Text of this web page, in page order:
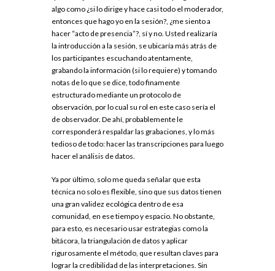
algo como ¿si lo dirige y hace casi todo el moderador,
entonces que hago yo en la sesión?, ¿me siento a
hacer “acto de presencia”?, sí y no. Usted realizaría
la introducción a la sesión, se ubicaría más atrás de
los participantes escuchando atentamente,
grabando la información (si lo requiere) y tomando
notas de lo que se dice, todo finamente
estructurado mediante un protocolo de
observación, por lo cual su rol en este caso sería el
de observador. De ahí, probablemente le
corresponderá respaldar las grabaciones, y lo más
tedioso de todo: hacer las transcripciones para luego
hacer el análisis de datos.
Ya por último, solo me queda señalar que esta
técnica no solo es flexible, sino que sus datos tienen
una gran validez ecológica dentro de esa
comunidad, en ese tiempo y espacio. No obstante,
para esto, es necesario usar estrategias como la
bitácora, la triangulación de datos y aplicar
rigurosamente el método, que resultan claves para
lograr la credibilidad de las interpretaciones. Sin